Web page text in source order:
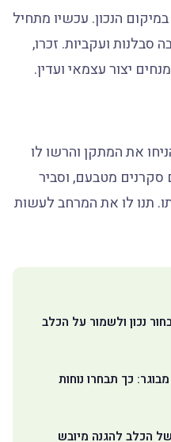
הנכון. עכשיו מתחיל
ועקביות. זכרו,
יצור עצמאי ועדין.
את המתקן והרשו לו
מטבעם, וסביר
תנו לו את המרחב לעשות
נכון ולשמור על הכלב
כך תבחרו נוחות
הכלב להגנה מיובש